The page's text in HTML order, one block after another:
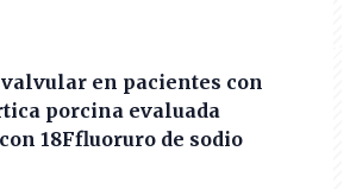
en pacientes con
porcina evaluada
18Ffluoruro de sodio